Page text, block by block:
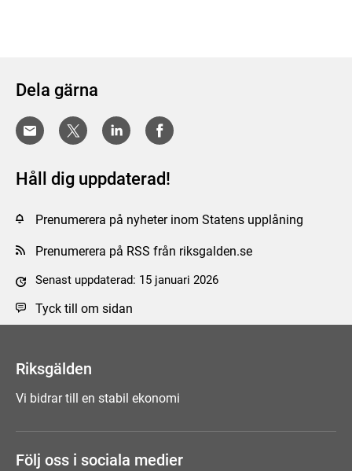
Dela gärna
Håll dig uppdaterad!
Prenumerera på nyheter inom Statens upplåning
Prenumerera på RSS från riksgalden.se
Senast uppdaterad: 15 januari 2026
Tyck till om sidan
Riksgälden
Vi bidrar till en stabil ekonomi
Följ oss i sociala medier